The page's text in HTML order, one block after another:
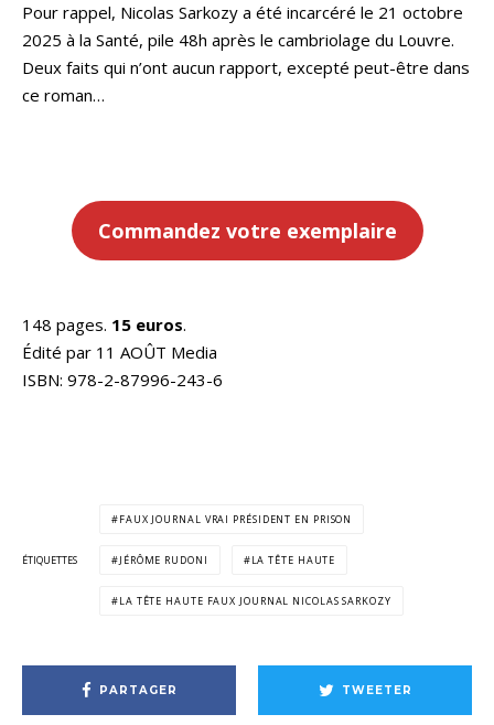
Pour rappel, Nicolas Sarkozy a été incarcéré le 21 octobre
2025 à la Santé, pile 48h après le cambriolage du Louvre.
Deux faits qui n’ont aucun rapport, excepté peut-être dans
ce roman…
Commandez votre exemplaire
148 pages. 15 euros.
Édité par 11 AOÛT Media
ISBN: 978-2-87996-243-6
ÉTIQUETTES
FAUX JOURNAL VRAI PRÉSIDENT EN PRISON
JÉRÔME RUDONI LA TÊTE HAUTE
LA TÊTE HAUTE FAUX JOURNAL NICOLAS SARKOZY
PARTAGER TWEETER